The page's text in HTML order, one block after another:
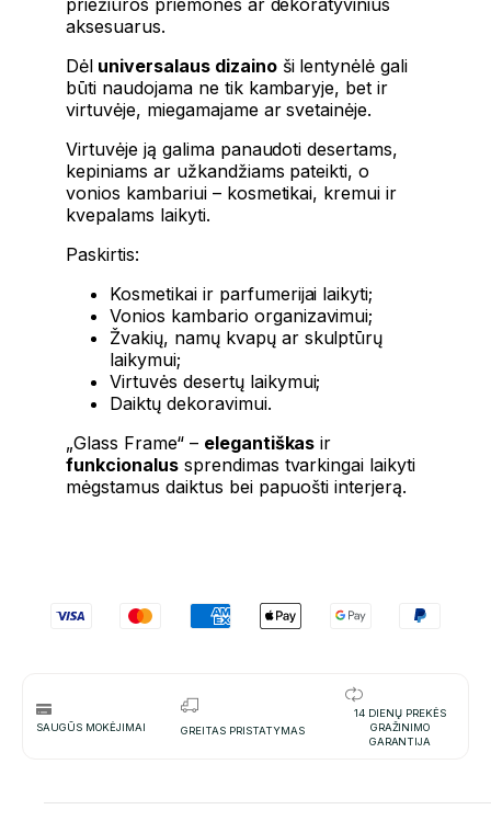
priežiūros priemones ar dekoratyvinius
aksesuarus.
Dėluniversalaus dizainoši lentynėlė gali
būti naudojama ne tik kambaryje, bet ir
virtuvėje, miegamajame ar svetainėje.
Virtuvėje ją galima panaudoti desertams,
kepiniams ar užkandžiams pateikti, o
vonios kambariui – kosmetikai, kremui ir
kvepalams laikyti.
Paskirtis:
Kosmetikai ir parfumerijai laikyti;
Vonios kambario organizavimui;
Žvakių, namų kvapų ar skulptūrų
laikymui;
Virtuvės desertų laikymui;
Daiktų dekoravimui.
„Glass Frame“ – elegantiškas ir
funkcionalussprendimas tvarkingai laikyti
mėgstamus daiktus bei papuošti interjerą.
SAUGŪS MOKĖJIMAI GREITAS PRISTATYMAS
14 DIENŲ PREKĖS
GRAŽINIMO
GARANTIJA